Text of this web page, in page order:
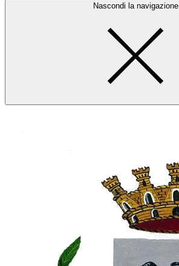
Nascondi la navigazione